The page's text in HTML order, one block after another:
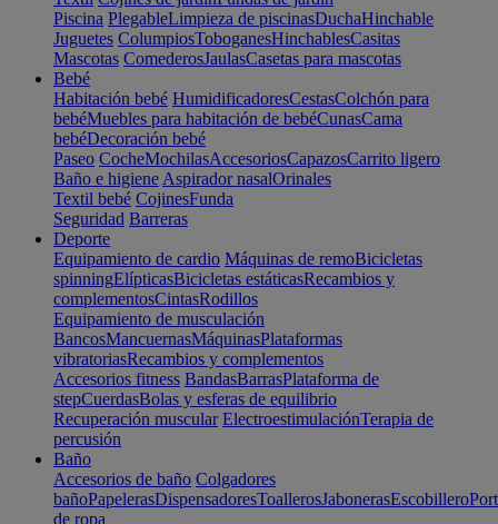
Piscina PlegableLimpieza de piscinasDuchaHinchable
Juguetes ColumpiosToboganesHinchablesCasitas
Mascotas ComederosJaulasCasetas para mascotas
Bebé
Habitación bebé HumidificadoresCestasColchón para
bebéMuebles para habitación de bebéCunasCama
bebéDecoración bebé
Paseo CocheMochilasAccesoriosCapazosCarrito ligero
Baño e higiene Aspirador nasalOrinales
Textil bebé CojinesFunda
Seguridad Barreras
Deporte
Equipamiento de cardio Máquinas de remoBicicletas
spinningElípticasBicicletas estáticasRecambios y
complementosCintasRodillos
Equipamiento de musculación
BancosMancuernasMáquinasPlataformas
vibratoriasRecambios y complementos
Accesorios fitness BandasBarrasPlataforma de
stepCuerdasBolas y esferas de equilibrio
Recuperación muscular ElectroestimulaciónTerapia de
percusión
Baño
Accesorios de baño Colgadores
bañoPapelerasDispensadoresToallerosJabonerasEscobillero
de ropa